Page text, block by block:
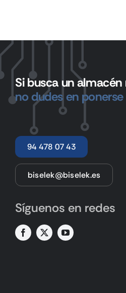
Si busca un
no dudes en
94 478 07 43
biselek@biselek.es
Síguenos en redes